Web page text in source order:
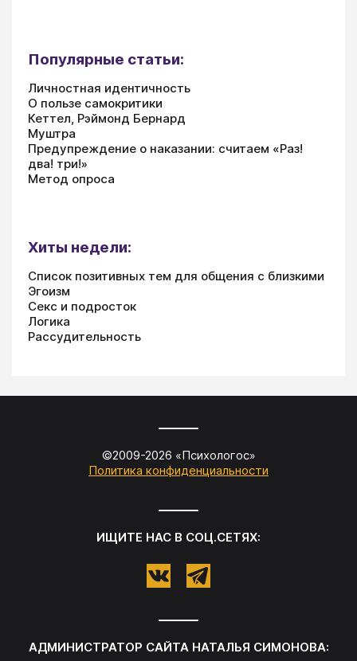
Популярные статьи:
Личностная идентичность
О пользе самокритики
Кеттел, Рэймонд Бернард
Муштра
Предупреждение о наказании: считаем «Раз!
два! три!»
Метод опроса
Хиты недели:
Список позитивных тем для общения с близкими
Эгоизм
Секс и подросток
Логика
Рассудительность
©2009-2026 «Психологос»
Политика конфиденциальности
ИЩИТЕ НАС В СОЦ.СЕТЯХ:
АДМИНИСТРАТОР САЙТА НАТАЛЬЯ СИМОНОВА: